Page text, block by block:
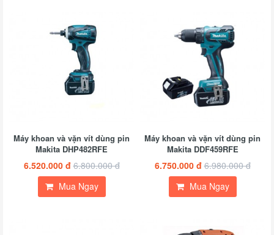
Máy khoan và vặn vít dùng pin
Makita DHP482RFE
6.520.000 đ 6.800.000 đ
Mua Ngay
Máy khoan và vặn vít dùng pin
Makita DDF459RFE
6.750.000 đ 6.980.000 đ
Mua Ngay